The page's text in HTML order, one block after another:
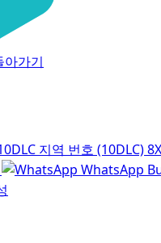
아가기
지역 번호 (10DLC)
WhatsApp